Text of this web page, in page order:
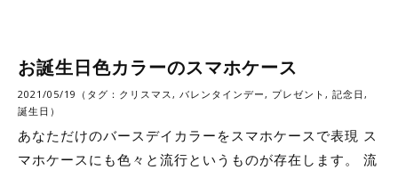
お誕生日色カラーのスマホケース
2021/05/19（タグ： クリスマス, バレンタインデー, プレゼント , 記念日 ,
誕生日 ）
あなただけのバースデイカラーをスマホケースで表現 ス
マホケースにも色々と流行というものが存在します。 流